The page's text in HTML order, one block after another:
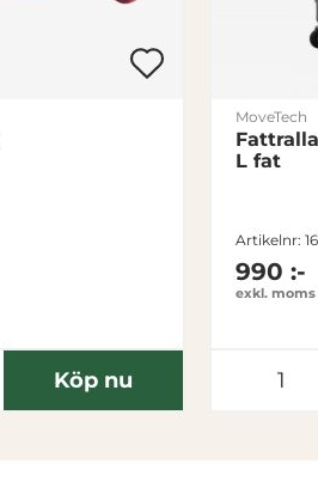
Köp nu
MoveTech
L fat
Artikelnr:
990 :-
exkl. moms